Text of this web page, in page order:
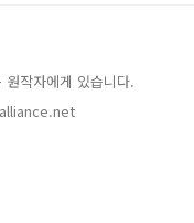
작자에게 있습니다.